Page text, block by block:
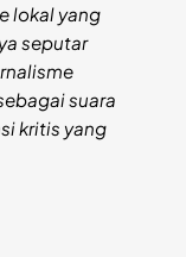
lokal yang
seputar
suara
kritis yang